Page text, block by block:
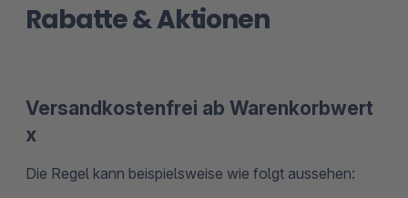
Rabatte & Aktionen
Versandkostenfrei ab Warenkorbwert
x
Die Regel kann beispielsweise wie folgt aussehen: